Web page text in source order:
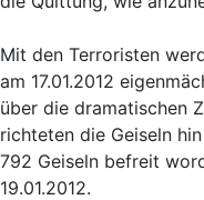
Mit den Terroristen
am 17.01.2012
über die dramatischen
richteten die Geiseln
792 Geiseln befreit
19.01.2012.